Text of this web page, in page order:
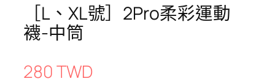
［L、XL號］2Pro柔彩運動
襪-中筒
280 TWD